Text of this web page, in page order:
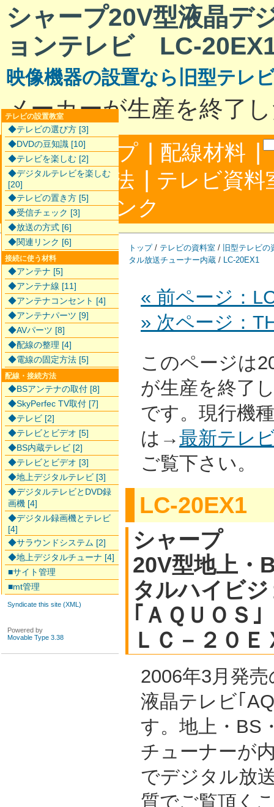
シャープ20V型液晶デ
ョンテレビ LC-
映像機器の設置なら旧型テレ
メーカーが生産を終了
サイトマップ | 配線材料 |
配線接続方法 | テレビ資料
合わせ|リンク
トップ/ テレビの資料室 / 旧型テレビの
タル放送チューナー内蔵 / LC-20EX1
« 前ページ：
» 次ページ：
このページは
が生産を終了
です。現行機
は→最新テレ
ご覧下さい。
LC-20EX1
シャープ
20V型地上・
タルハイビ
｢ＡＱＵＯＳ｣
ＬＣ－２０Ｅ
2006年3月発
液晶テレビ｢
す。地上・BS
チューナーが
でデジタル放
質でご覧頂く
テレビの設置教室
◆テレビの選び方 [3]
◆DVDの豆知識 [10]
◆テレビを楽しむ [2]
◆デジタルテレビを楽しむ
[20]
◆テレビの置き方 [5]
◆受信チェック [3]
◆放送の方式 [6]
◆関連リンク [6]
接続に使う材料
◆アンテナ [5]
◆アンテナ線 [11]
◆アンテナコンセント [4]
◆アンテナパーツ [9]
◆AVパーツ [8]
◆配線の整理 [4]
◆電線の固定方法 [5]
配線・接続方法
◆BSアンテナの取付 [8]
◆SkyPerfec TV取付 [7]
◆テレビ [2]
◆テレビとビデオ [5]
◆BS内蔵テレビ [2]
◆テレビとビデオ [3]
◆地上デジタルテレビ [3]
◆デジタルテレビとDVD録
画機 [4]
◆デジタル録画機とテレビ
[4]
◆サラウンドシステム [2]
◆地上デジタルチューナ [4]
■サイト管理
■mt管理
Syndicate this site (XML)
Powered by
Movable Type 3.38